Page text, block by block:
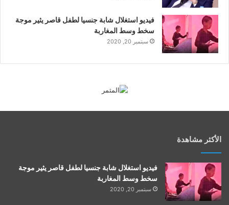
فيديو استغلال شابة جنسيا لطفل قاصر يثير موجة
سخط وسط المغاربة
سبتمبر 20, 2020
الأكثر مشاهدة
فيديو استغلال شابة جنسيا لطفل قاصر يثير موجة
سخط وسط المغاربة
سبتمبر 20, 2020